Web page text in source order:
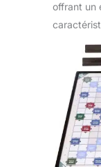
offrant un